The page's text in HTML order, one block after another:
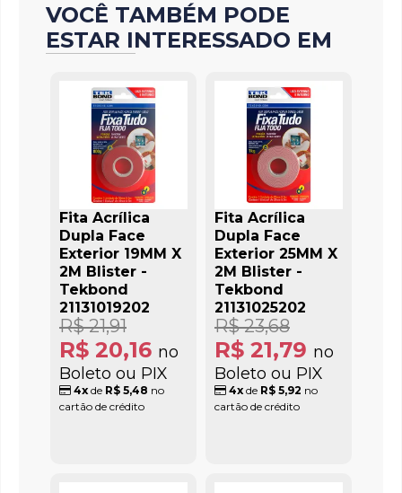
VOCÊ TAMBÉM PODE
ESTAR INTERESSADO EM
Fita Acrílica
Dupla Face
Exterior 19MM X
2M Blister -
Tekbond
21131019202
R$ 20,16 no
Boleto ou PIX
R$ 21,91
4x de R$ 5,48 no
cartão de crédito
Fita Acrílica
Dupla Face
Exterior 25MM X
2M Blister -
Tekbond
21131025202
R$ 21,79 no
Boleto ou PIX
R$ 23,68
4xde R$ 5,92 no
cartão de crédito